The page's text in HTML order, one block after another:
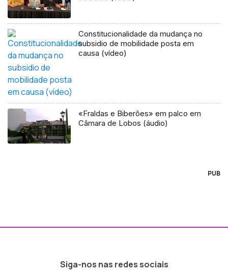
Constitucionalidade da mudança no
subsidio de mobilidade posta em
causa (vídeo)
«Fraldas e Biberões» em palco em
Câmara de Lobos (áudio)
PUB
Siga-nos nas redes sociais